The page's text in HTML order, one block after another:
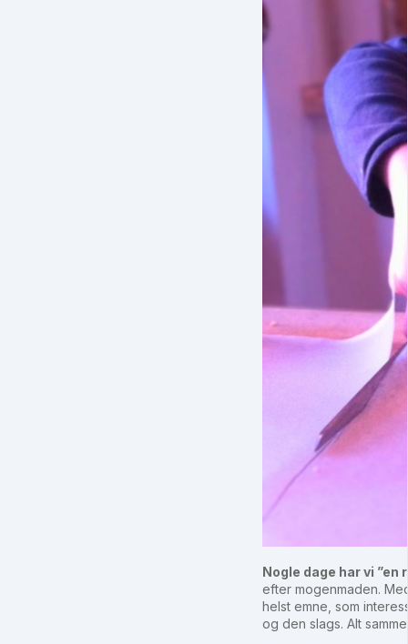
Nogle dage har vi ”en
efter mogenmaden.
helst emne, som
og den slags. Alt